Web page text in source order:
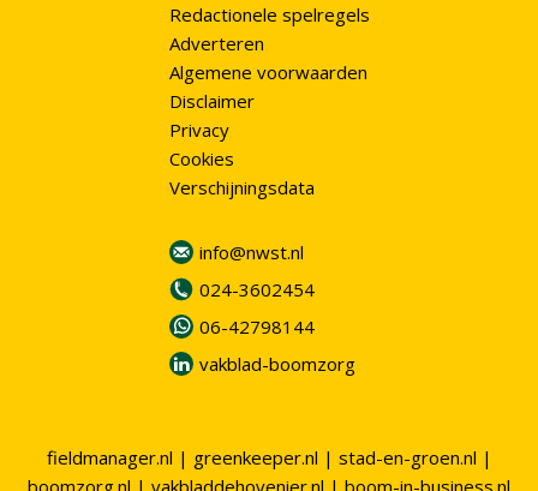
Redactionele spelregels
Adverteren
Algemene voorwaarden
Disclaimer
Privacy
Cookies
Verschijningsdata
info@nwst.nl
024-3602454
06-42798144
vakblad-boomzorg
fieldmanager.nl | greenkeeper.nl | stad-en-groen.nl |
boomzorg.nl | vakbladdehovenier.nl | boom-in-business.nl